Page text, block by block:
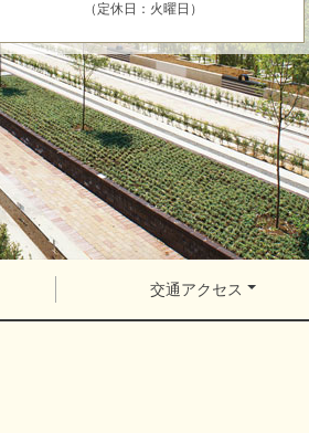
（定休日：火曜日）
交通アクセス